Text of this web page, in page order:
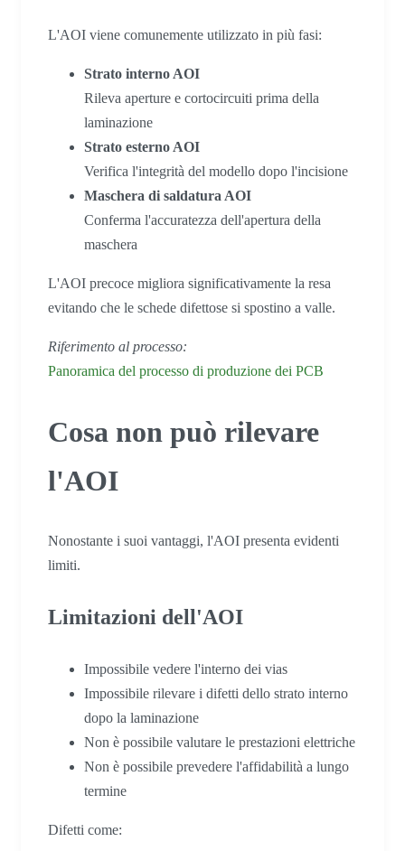
L'AOI viene comunemente utilizzato in più fasi:
Strato interno AOI
Rileva aperture e cortocircuiti prima della
laminazione
Strato esterno AOI
Verifica l'integrità del modello dopo l'incisione
Maschera di saldatura AOI
Conferma l'accuratezza dell'apertura della
maschera
L'AOI precoce migliora significativamente la resa
evitando che le schede difettose si spostino a valle.
Riferimento al processo:
Panoramica del processo di produzione dei PCB
Cosa non può rilevare
l'AOI
Nonostante i suoi vantaggi, l'AOI presenta evidenti
limiti.
Limitazioni dell'AOI
Impossibile vedere l'interno dei vias
Impossibile rilevare i difetti dello strato interno
dopo la laminazione
Non è possibile valutare le prestazioni elettriche
Non è possibile prevedere l'affidabilità a lungo
termine
Difetti come: